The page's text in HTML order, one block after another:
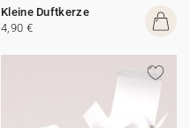
Kleine Duftkerze
4,90 €